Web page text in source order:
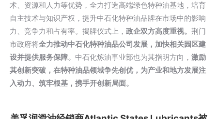
术、资源和人力等优势，全力打造高端绿色特种油基地，培育
自主技术与知识产权，提升中石化特种油品牌在市场中的影响
力、竞争力和占有率。揭牌仪式上， 政企双方高度重视。 荆门
市政府将全力推动中石化特种油品公司发展，加快相关园区建
设并提供服务保障。 中石化炼油事业部也为其指明方向， 激励
其创新突破，在特种油品领域争先创优，为产业和地方发展注
入动力、筑牢根基，携手开创新局面。